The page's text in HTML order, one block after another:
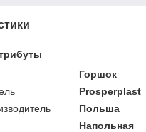
Горшок
Prosperplast
Польша
Напольная